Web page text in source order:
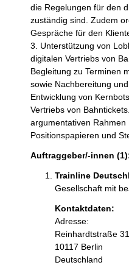
die Regelungen für den
zuständig sind. Zudem
Gespräche für den
3. Unterstützung von
digitalen Vertriebs von
Begleitung zu Terminen
sowie Nachbereitung
Entwicklung von
Vertriebs von
argumentativen Rahmen
Positionspapieren und
Auftraggeber/-innen
Trainline
Gesellschaft mit
Kontaktdaten:
Adresse:
Reinhardtstraße 31
10117 Berlin
Deutschland